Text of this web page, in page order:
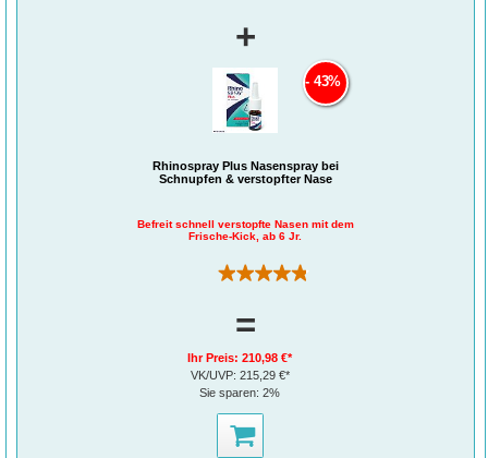
+
Rhinospray Plus Nasenspray bei
Schnupfen & verstopfter Nase
Befreit schnell verstopfte Nasen mit dem
Frische-Kick, ab 6 Jr.
(311)
43%
=
Ihr Preis:210,98 €*
VK/UVP: 215,29 €*
Sie sparen:2%